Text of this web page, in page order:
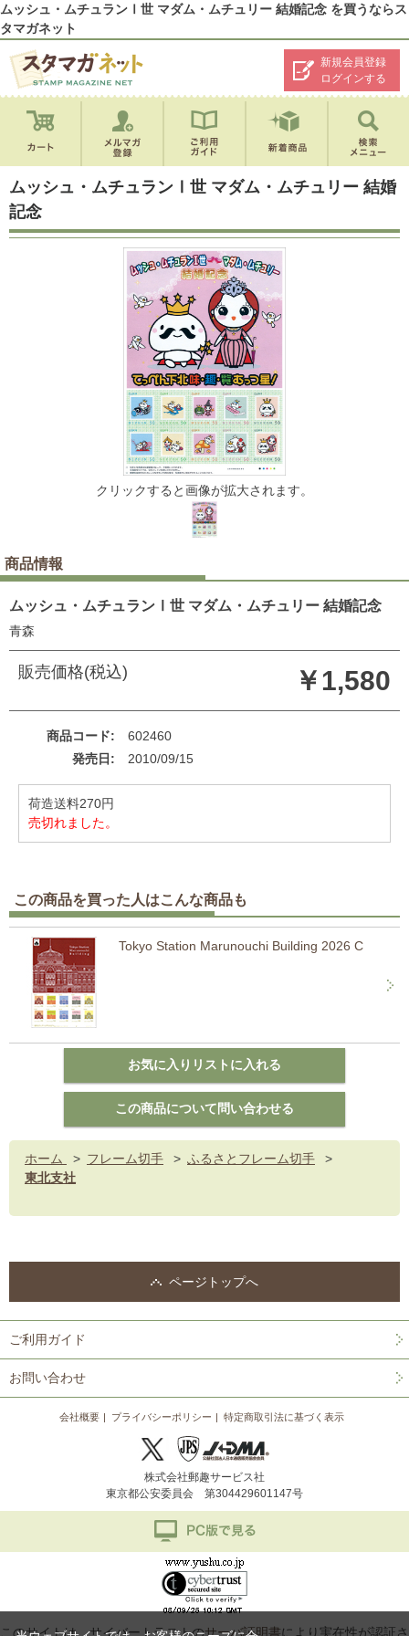
ムッシュ・ムチュランⅠ世 マダム・ムチュリー 結婚記念 を買うならス
タマガネット
新規会員登録
ログインする
ムッシュ・ムチュランⅠ世 マダム・ムチュリー 結婚
記念
クリックすると画像が拡大されます。
商品情報
ムッシュ・ムチュランⅠ世 マダム・ムチュリー 結婚記念
青森
販売価格(税込) ￥1,580
商品コード
602460
発売日
2010/09/15
荷造送料270円
売切れました。
この商品を買った人はこんな商品も
Tokyo Station Marunouchi Building 2026 C
ホーム > フレーム切手 > ふるさとフレーム切手
>
東北支社
ページトップへ
ご利用ガイド
お問い合わせ
会社概要 プライバシーポリシー 特定商取引法に基づく表示
株式会社郵趣サービス社
東京都公安委員会 第304429601147号
このサイトは、サイバートラストのサーバ証明書により実在性が認証さ